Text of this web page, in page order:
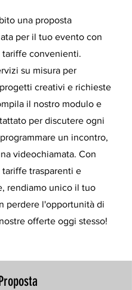
una proposta
per il tuo evento con
tariffe convenienti.
su misura per
creativi e richieste
il nostro modulo e
per discutere ogni
un incontro,
videochiamata. Con
trasparenti e
rendiamo unico il tuo
perdere l'opportunità di
offerte oggi stesso!